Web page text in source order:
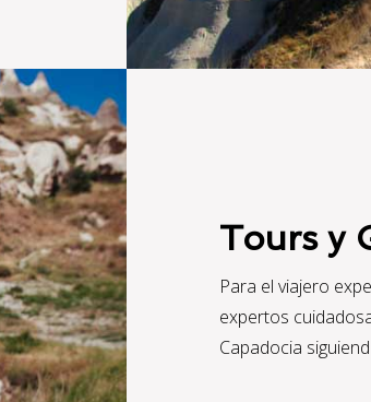
Tours y
Para el viajero
expertos
Capadocia